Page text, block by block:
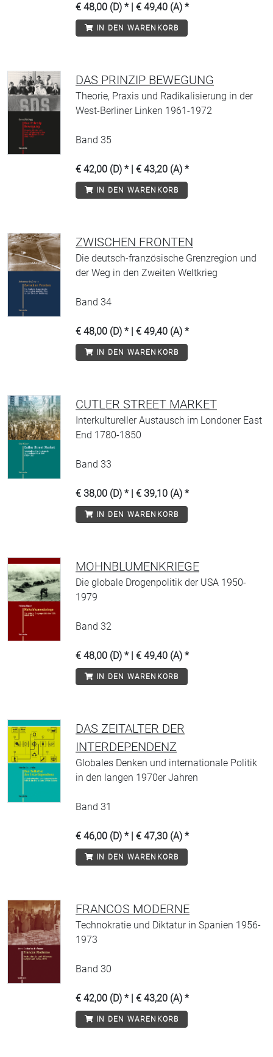
€ 48,00 (D) * | € 49,40 (A) *
IN DEN WARENKORB
DAS PRINZIP BEWEGUNG
Theorie, Praxis und Radikalisierung in der
West-Berliner Linken 1961-1972
Band 35
€ 42,00 (D) * | € 43,20 (A) *
IN DEN WARENKORB
ZWISCHEN FRONTEN
Die deutsch-französische Grenzregion und
der Weg in den Zweiten Weltkrieg
Band 34
€ 48,00 (D) * | € 49,40 (A) *
IN DEN WARENKORB
CUTLER STREET MARKET
Interkultureller Austausch im Londoner East
End 1780-1850
Band 33
€ 38,00 (D) * | € 39,10 (A) *
IN DEN WARENKORB
MOHNBLUMENKRIEGE
Die globale Drogenpolitik der USA 1950-
1979
Band 32
€ 48,00 (D) * | € 49,40 (A) *
IN DEN WARENKORB
DAS ZEITALTER DER
INTERDEPENDENZ
Globales Denken und internationale Politik
in den langen 1970er Jahren
Band 31
€ 46,00 (D) * | € 47,30 (A) *
IN DEN WARENKORB
FRANCOS MODERNE
Technokratie und Diktatur in Spanien 1956-
1973
Band 30
€ 42,00 (D) * | € 43,20 (A) *
IN DEN WARENKORB